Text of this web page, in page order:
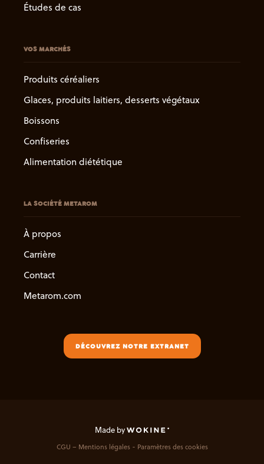
Études de cas
VOS MARCHÉS
Produits céréaliers
Glaces, produits laitiers, desserts végétaux
Boissons
Confiseries
Alimentation diététique
LA SOCIÉTÉ METAROM
À propos
Carrière
Contact
Metarom.com
DÉCOUVREZ NOTRE EXTRANET
Made by
CGU – Mentions légales Paramètres des cookies